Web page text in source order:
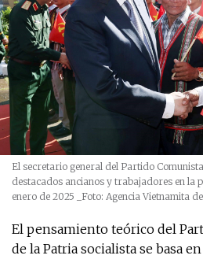
El secretario general del Partido
destacados ancianos y trabajadores en la
enero de 2025
_Foto: Agencia Vietnamita
El pensamiento teórico del
de la Patria socialista se basa